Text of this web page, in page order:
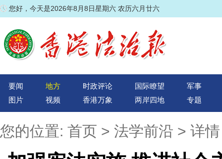
您好，今天是2026年8月8日星期六 农历六月廿六
要闻 地方 时政评论 国际瞭望
军事
图片
视频 香港万象 两岸四地 专题
您的位置: 首页 > 法学前沿 > 详情